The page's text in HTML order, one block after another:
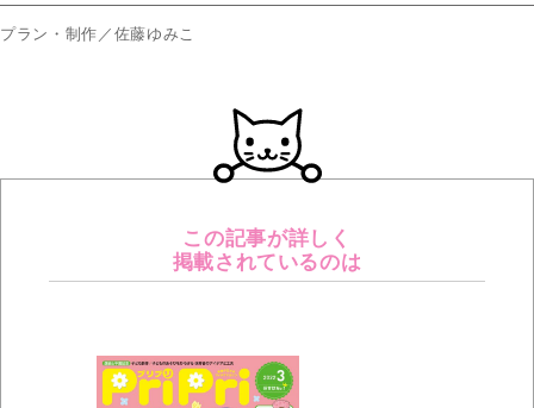
プラン・制作／佐藤ゆみこ
この記事が詳しく
掲載されているのは